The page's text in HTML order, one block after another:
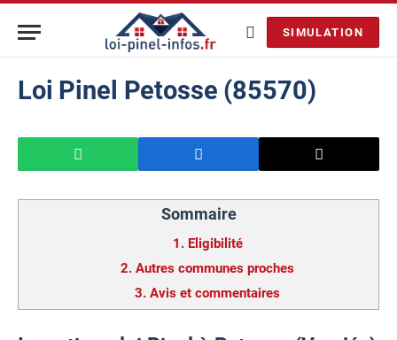
SIMULATION
Loi Pinel Petosse (85570)
Sommaire
1. Eligibilité
2. Autres communes proches
3. Avis et commentaires